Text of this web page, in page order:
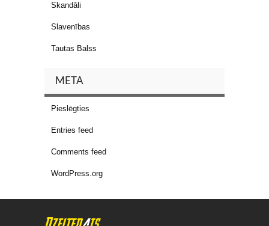
Skandāli
Slavenības
Tautas Balss
META
Pieslēgties
Entries feed
Comments feed
WordPress.org